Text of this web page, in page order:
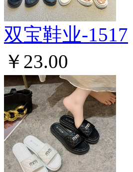
双宝鞋业-1517
￥23.00